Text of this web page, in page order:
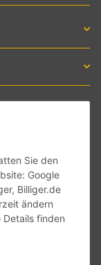
Sie den
Google
Billiger.de
ändern
finden